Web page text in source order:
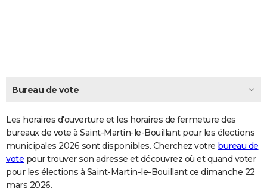
CARTE DE VOEUX
Dictionnaire
Biographies
Citations
Expressions
Proverbes
PROGRAMME TV
COPAINS D'AVANT
S'inscrire
Se connecter
Lycées
Collèges
Primaires
Universités
Entreprises
Service militaire
Avis de recherche
AVIS DE DÉCÈS
Bureau de vote
Les horaires d'ouverture et les horaires de fermeture des
bureaux de vote à Saint-Martin-le-Bouillant pour les élections
municipales 2026 sont disponibles. Cherchez votre bureau de
vote pour trouver son adresse et découvrez où et quand voter
pour les élections à Saint-Martin-le-Bouillant ce dimanche 22
mars 2026.